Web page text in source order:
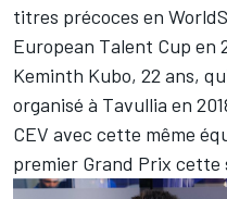
titres précoces en
European Talent Cup en
Keminth Kubo, 22 ans,
organisé à Tavullia en
CEV avec cette même
premier Grand Prix cette